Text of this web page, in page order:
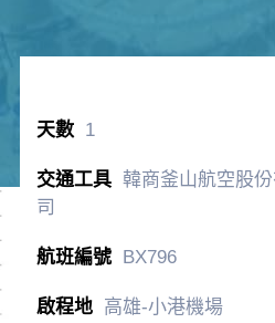
1
韓商釜山航空股
司
BX796
高雄-小港機場